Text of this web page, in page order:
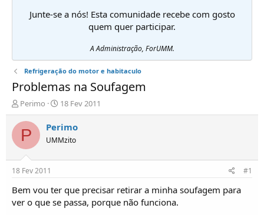
Junte-se a nós! Esta comunidade recebe com gosto
quem quer participar.
A Administração, ForUMM.
Refrigeração do motor e habitaculo
Problemas na Soufagem
I
n
i
i
d
o
r
e
Perimo
D
a
t
d
í
i
18 Fev 2011
P Perimo
UMMzito
18 Fev 2011 #1
Bem vou ter que precisar retirar a minha soufagem para
ver o que se passa, porque não funciona.